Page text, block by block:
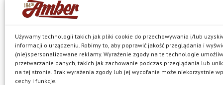
Używamy technologii takich jak pliki cookie do przechowywania i/lub
informacji o urządzeniu. Robimy to, aby poprawić jakość przeglądania i
(nie)spersonalizowane reklamy. Wyrażenie zgody na te technologie
przetwarzanie danych, takich jak zachowanie podczas przeglądania lub
na tej stronie. Brak wyrażenia zgody lub jej wycofanie może niekorzystnie
cechy i funkcje.
© Browar Amber spółka z ograniczoną
jest właścicielem browaru w Bielkówku oraz marek:
Pils, Neptun, Harde, Amber Mocny Red, browarne oraz